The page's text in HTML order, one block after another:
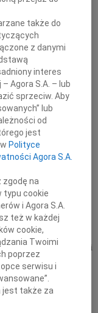
Tuskowi
współczucia
śmierci
składa
Młodzi Demokraci
Dolczewski
także do
z danymi
interes
Agora S.A. – lub
sprzeciw. Aby
lub
od
jest
Polityce
Agora S.A.
zgodę na
typu cookie
i Agora S.A.
też w każdej
cookie,
Twoimi
poprzez
serwisu i
jest także za